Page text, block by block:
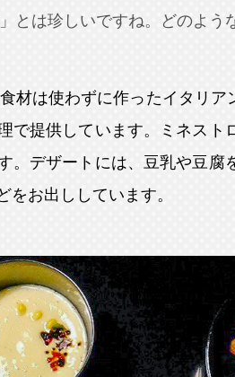
とは珍しいですね。どのよう
材は使わずに作ったイタリ
で提供しています。ミネスト
。デザートには、豆乳や豆腐
をお出ししています。